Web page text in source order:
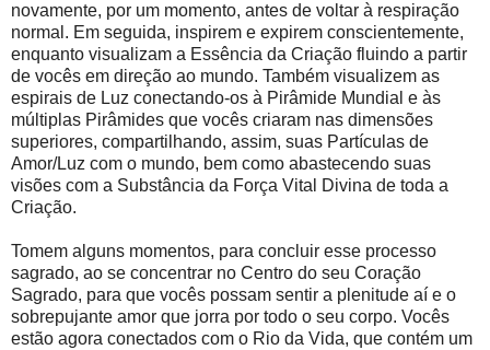
novamente, por um momento, antes de voltar à respiração
normal. Em seguida, inspirem e expirem conscientemente,
enquanto visualizam a Essência da Criação fluindo a partir
de vocês em direção ao mundo. Também visualizem as
espirais de Luz conectando-os à Pirâmide Mundial e às
múltiplas Pirâmides que vocês criaram nas dimensões
superiores, compartilhando, assim, suas Partículas de
Amor/Luz com o mundo, bem como abastecendo suas
visões com a Substância da Força Vital Divina de toda a
Criação.
Tomem alguns momentos, para concluir esse processo
sagrado, ao se concentrar no Centro do seu Coração
Sagrado, para que vocês possam sentir a plenitude aí e o
sobrepujante amor que jorra por todo o seu corpo. Vocês
estão agora conectados com o Rio da Vida, que contém um